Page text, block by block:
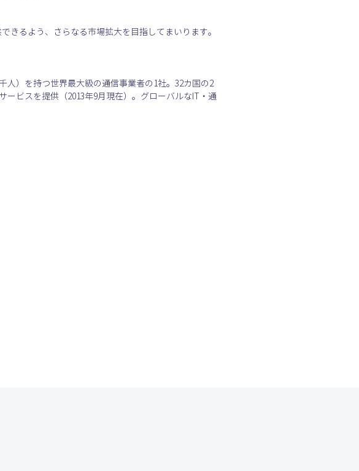
きるよう、さらなる市場拡大を目指してまいります。
人）を持つ世界最大級の通信事業者の1社。32カ国の2
ービスを提供（2013年9月現在）。グローバルなIT・通